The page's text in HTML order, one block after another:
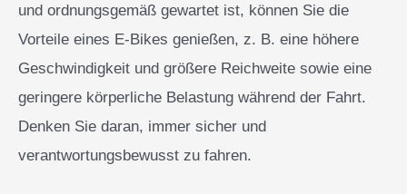
und ordnungsgemäß gewartet ist, können Sie die
Vorteile eines E-Bikes genießen, z. B. eine höhere
Geschwindigkeit und größere Reichweite sowie eine
geringere körperliche Belastung während der Fahrt.
Denken Sie daran, immer sicher und
verantwortungsbewusst zu fahren.